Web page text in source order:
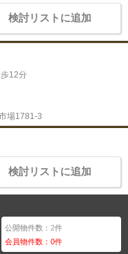
検討リストに追加
12分
場1781-3
検討リストに追加
公開物件数：2件
会員物件数：0件